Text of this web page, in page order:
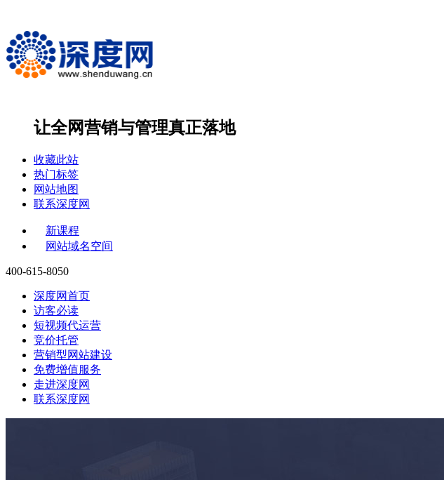
让全网营销与管理真正落地
收藏此站
热门标签
网站地图
联系深度网
新课程
网站域名空间
400-615-8050
深度网首页
访客必读
短视频代运营
竞价托管
营销型网站建设
免费增值服务
走进深度网
联系深度网